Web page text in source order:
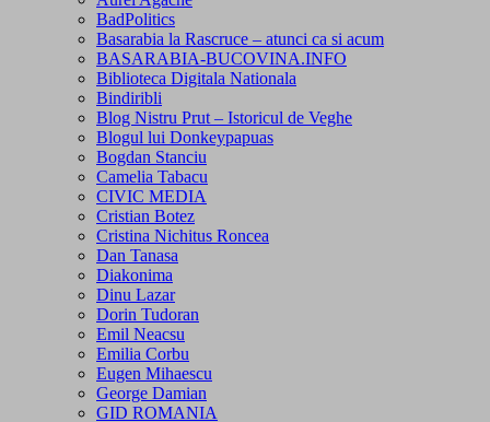
BadPolitics
Basarabia la Rascruce – atunci ca si acum
BASARABIA-BUCOVINA.INFO
Biblioteca Digitala Nationala
Bindiribli
Blog Nistru Prut – Istoricul de Veghe
Blogul lui Donkeypapuas
Bogdan Stanciu
Camelia Tabacu
CIVIC MEDIA
Cristian Botez
Cristina Nichitus Roncea
Dan Tanasa
Diakonima
Dinu Lazar
Dorin Tudoran
Emil Neacsu
Emilia Corbu
Eugen Mihaescu
George Damian
GID ROMANIA